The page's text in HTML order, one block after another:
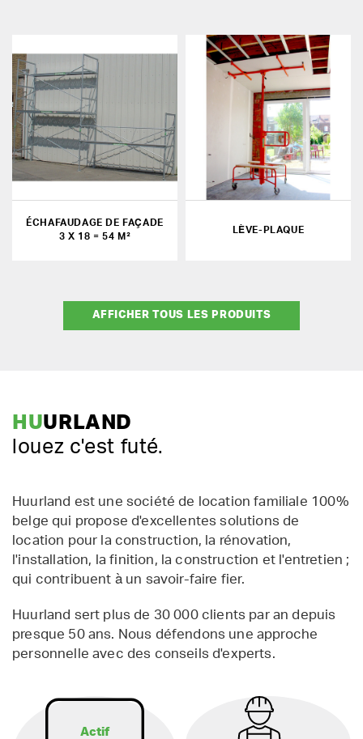
ÉCHAFAUDAGE DE FAÇADE
3 X 18 = 54 M²
LÈVE-PLAQUE
AFFICHER TOUS LES PRODUITS
HUURLAND
louez c'est futé.
Huurland est une société de location familiale 100%
belge qui propose d'excellentes solutions de
location pour la construction, la rénovation,
l'installation, la finition, la construction et l'entretien ;
qui contribuent à un savoir-faire fier.
Huurland sert plus de 30 000 clients par an depuis
presque 50 ans. Nous défendons une approche
personnelle avec des conseils d'experts.
Actif